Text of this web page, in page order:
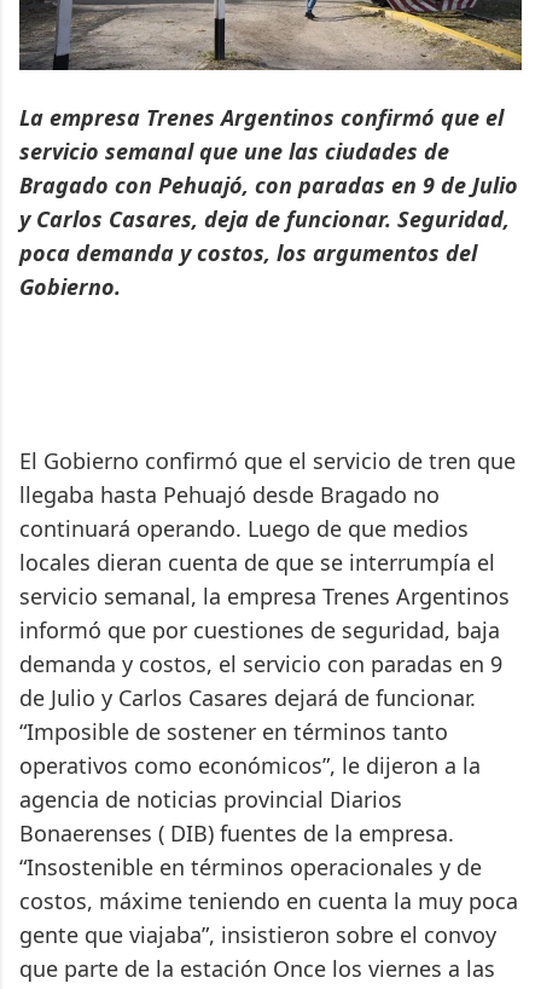
La empresa Trenes Argentinos confirmó que el
servicio semanal que une las ciudades de
Bragado con Pehuajó, con paradas en 9 de Julio
y Carlos Casares, deja de funcionar. Seguridad,
poca demanda y costos, los argumentos del
Gobierno.
El Gobierno confirmó que el servicio de tren que
llegaba hasta Pehuajó desde Bragado no
continuará operando. Luego de que medios
locales dieran cuenta de que se interrumpía el
servicio semanal, la empresa Trenes Argentinos
informó que por cuestiones de seguridad, baja
demanda y costos, el servicio con paradas en 9
de Julio y Carlos Casares dejará de funcionar.
“Imposible de sostener en términos tanto
operativos como económicos”, le dijeron a la
agencia de noticias provincial Diarios
Bonaerenses ( DIB) fuentes de la empresa.
“Insostenible en términos operacionales y de
costos, máxime teniendo en cuenta la muy poca
gente que viajaba”, insistieron sobre el convoy
que parte de la estación Once los viernes a las